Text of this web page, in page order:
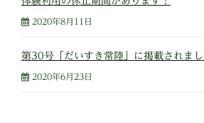
2020年8月11日
第30号「だいすき常陸」に掲載されまし
2020年6月23日